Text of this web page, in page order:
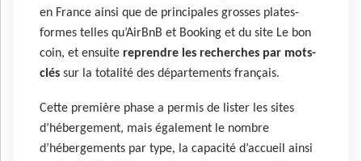
en France ainsi que de principales grosses plates-
formes telles qu’AirBnB et Booking et du site Le bon
coin, et ensuite reprendre les recherches par mots-
clés sur la totalité des départements français.
Cette première phase a permis de lister les sites
d’hébergement, mais également le nombre
d’hébergements par type, la capacité d’accueil ainsi